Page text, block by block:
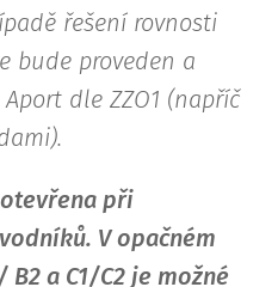
řešení rovnosti
bude proveden a
dle ZZO1 (napříč
při
V opačném
a C1/C2 je možné